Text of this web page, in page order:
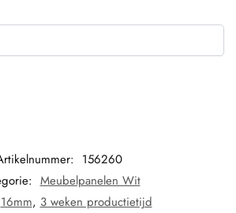
156260
Meubelpanelen Wit
16mm, 3 weken productietijd